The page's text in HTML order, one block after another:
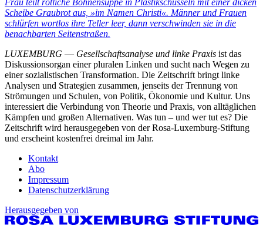
Scheibe Graubrot aus, »im Namen Christi«. Männer und Frauen
schlürfen wortlos ihre Teller leer, dann verschwinden sie in die
benachbarten Seitenstraßen.
LUXEMBURG — Gesellschaftsanalyse und linke Praxis ist das
Diskussionsorgan einer pluralen Linken und sucht nach Wegen zu
einer sozialistischen Transformation. Die Zeitschrift bringt linke
Analysen und Strategien zusammen, jenseits der Trennung von
Strömungen und Schulen, von Politik, Ökonomie und Kultur. Uns
interessiert die Verbindung von Theorie und Praxis, von alltäglichen
Kämpfen und großen Alternativen. Was tun – und wer tut es? Die
Zeitschrift wird herausgegeben von der Rosa-Luxemburg-Stiftung
und erscheint kostenfrei dreimal im Jahr.
Kontakt
Abo
Impressum
Datenschutzerklärung
Herausgegeben von